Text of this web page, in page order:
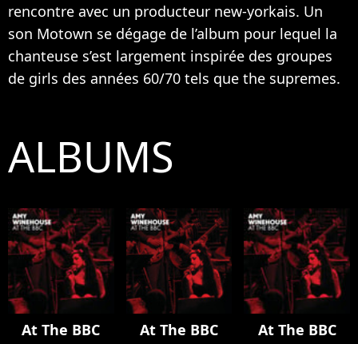
rencontre avec un producteur new-yorkais. Un
son Motown se dégage de l’album pour lequel la
chanteuse s’est largement inspirée des groupes
de girls des années 60/70 tels que the supremes.
ALBUMS
At The BBC At The BBC At The BBC